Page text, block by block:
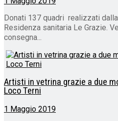
Donati 137 quadri realizzati
Residenza sanitaria Le Grazie.
consegna...
Artisti in vetrina grazie a due
Loco Terni
1 Maggio 2019